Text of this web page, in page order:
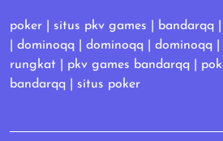
poker situs pkv games bandarqq
dominoqq dominoqq dominoqq
rungkat
pkv games bandarqq
bandarqq
situs poker